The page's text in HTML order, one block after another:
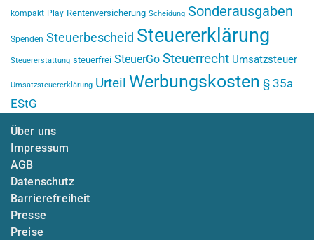
kompakt Play Rentenversicherung Scheidung Sonderausgaben
Spenden Steuerbescheid Steuererklärung
Steuererstattung steuerfrei SteuerGo Steuerrecht Umsatzsteuer
Umsatzsteuererklärung Urteil Werbungskosten § 35a
EStG
Über uns
Impressum
AGB
Datenschutz
Barrierefreiheit
Presse
Preise